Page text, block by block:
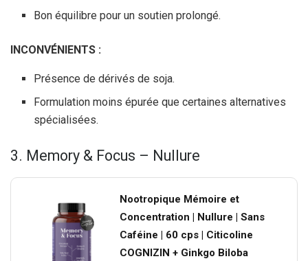
Bon équilibre pour un soutien prolongé.
INCONVÉNIENTS :
Présence de dérivés de soja.
Formulation moins épurée que certaines alternatives
spécialisées.
3. Memory & Focus – Nullure
Nootropique Mémoire et
Concentration | Nullure | Sans
Caféine | 60 cps | Citicoline
COGNIZIN + Ginkgo Biloba